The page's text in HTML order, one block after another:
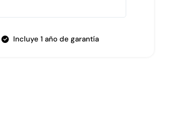
Incluye 1 año de garantía